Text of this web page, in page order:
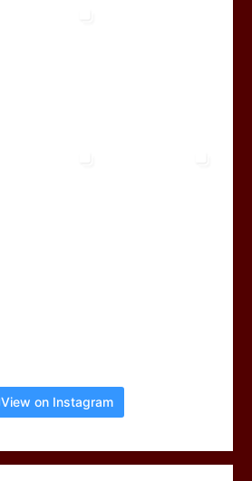
View on Instagram